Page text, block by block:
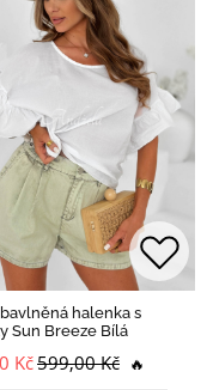
halenka s
Sun Breeze Bílá
Kč599,00 Kč 🔥